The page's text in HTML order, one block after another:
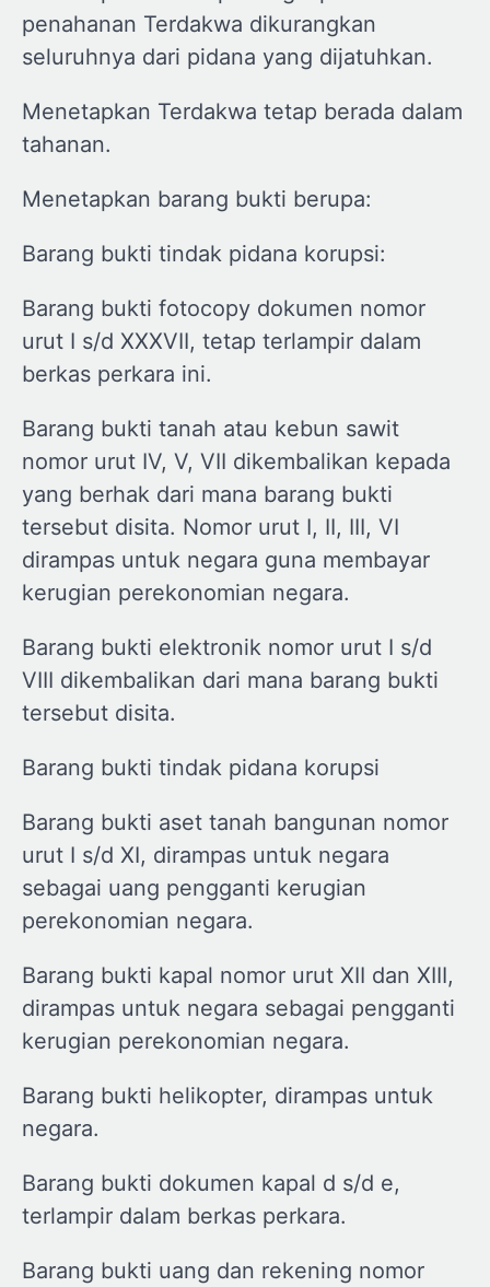
penahanan Terdakwa dikurangkan
seluruhnya dari pidana yang dijatuhkan.
Menetapkan Terdakwa tetap berada dalam
tahanan.
Menetapkan barang bukti berupa:
Barang bukti tindak pidana korupsi:
Barang bukti fotocopy dokumen nomor
urut I s/d XXXVII, tetap terlampir dalam
berkas perkara ini.
Barang bukti tanah atau kebun sawit
nomor urut IV, V, VII dikembalikan kepada
yang berhak dari mana barang bukti
tersebut disita. Nomor urut I, II, III, VI
dirampas untuk negara guna membayar
kerugian perekonomian negara.
Barang bukti elektronik nomor urut I s/d
VIII dikembalikan dari mana barang bukti
tersebut disita.
Barang bukti tindak pidana korupsi
Barang bukti aset tanah bangunan nomor
urut I s/d XI, dirampas untuk negara
sebagai uang pengganti kerugian
perekonomian negara.
Barang bukti kapal nomor urut XII dan XIII,
dirampas untuk negara sebagai pengganti
kerugian perekonomian negara.
Barang bukti helikopter, dirampas untuk
negara.
Barang bukti dokumen kapal d s/d e,
terlampir dalam berkas perkara.
Barang bukti uang dan rekening nomor